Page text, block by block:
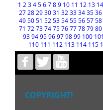
1 23456789 10 11 12 13 14
27 28 29 30 31 32 33 34 35 36
49 50 51 52 53 54 55 56 57 58
71 72 73 74 75 76 77 78 79 80
93949596979899 100 101
110 111 112 113 114 115
COPYRIGHT!